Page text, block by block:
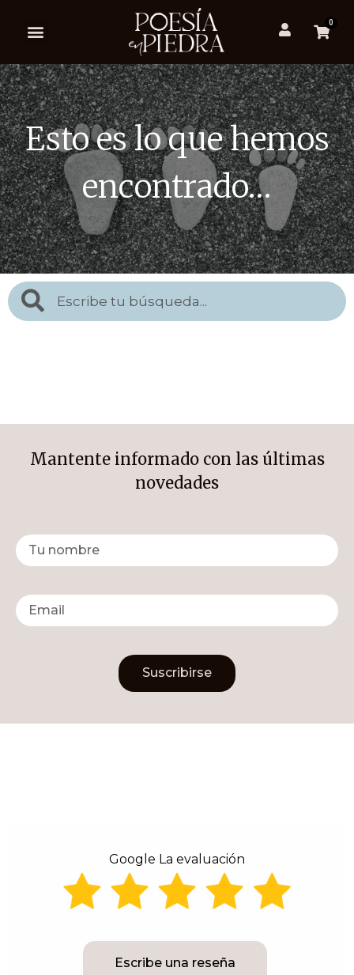
0
Esto es lo que hemos
encontrado…
Mantente informado con las últimas
novedades
Suscribirse
Google La evaluación
Escribe una reseña